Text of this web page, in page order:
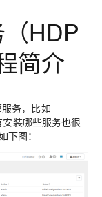
HDP
简介
务，比如
装哪些服务也很
图：